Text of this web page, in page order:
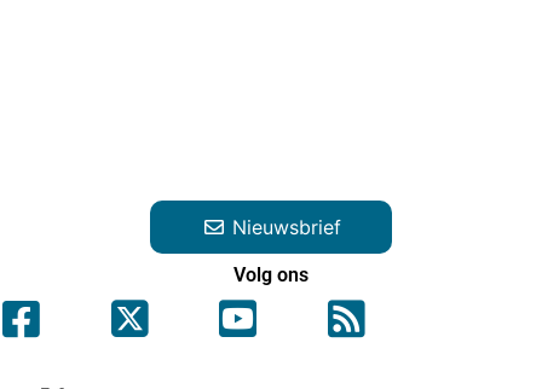
Nieuwsbrief
Volg ons